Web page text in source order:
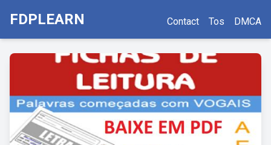
FDPLEARN Contact Tos DMCA